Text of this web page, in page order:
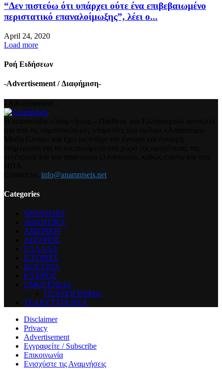
“Δεν πιστεύω ότι υπάρχει ούτε ένα επιβεβαιωμένο
περιστατικό επαναλοίμωξης”, λέει ο...
April 24, 2020
Load more
Ροή Ειδήσεων
-Advertisement / Διαφήμιση-
info@anamniseis.net
Categories
SPONSORS
ΑΘΛΗΤΙΚΑ
ΑΜΕΡΙΚΗ
ΑΠΟΨΕΙΣ
ΕΛΛΑΔΑ
ΙΣΤΟΡΙΕΣ
ΚΟΥΖΙΝΑ
ΚΥΠΡΟΣ
ΟΜΟΓΕΝΕΙΑ
ΓΕΛΟΙΟΓΡΑΦΙΑ
ΤΕΛΕΥΤΑΙΑ ΝΕΑ
Disclaimer
Privacy
Advertisement
Εγγραφείτε / Subscribe
Επικοινωνία
Ενισχύστε τις Αναμνήσεις